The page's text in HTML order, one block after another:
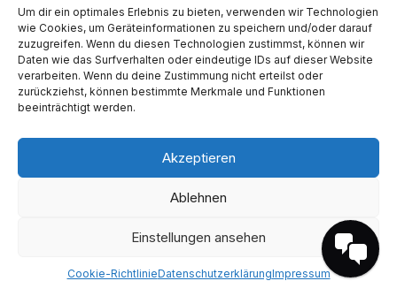
Um dir ein optimales Erlebnis zu bieten, verwenden wir Technologien
wie Cookies, um Geräteinformationen zu speichern und/oder darauf
zuzugreifen. Wenn du diesen Technologien zustimmst, können wir
Daten wie das Surfverhalten oder eindeutige IDs auf dieser Website
verarbeiten. Wenn du deine Zustimmung nicht erteilst oder
zurückziehst, können bestimmte Merkmale und Funktionen
beeinträchtigt werden.
Akzeptieren
Ablehnen
Einstellungen ansehen
Cookie-RichtlinieDatenschutzerklärungImpressum
Community
Meeting steht an.
Es gibt so ein paar
Dinge worüber
wir reden müssen:
TEILEN
GAME AREA 2025 / created by BETUKEY ©
Cookie-Richtlinien⌋